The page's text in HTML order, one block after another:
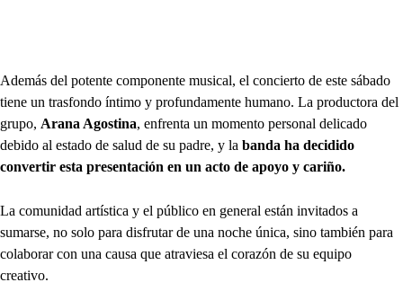
Además del potente componente musical, el concierto de este sábado
tiene un trasfondo íntimo y profundamente humano. La productora del
grupo, Arana Agostina, enfrenta un momento personal delicado
debido al estado de salud de su padre, y la banda ha decidido
convertir esta presentación en un acto de apoyo y cariño.
La comunidad artística y el público en general están invitados a
sumarse, no solo para disfrutar de una noche única, sino también para
colaborar con una causa que atraviesa el corazón de su equipo
creativo.